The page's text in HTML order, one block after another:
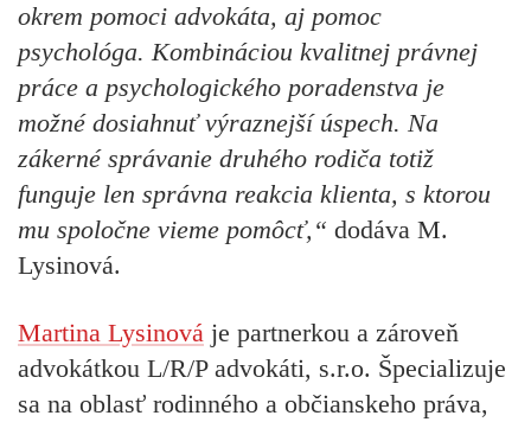
okrem pomoci advokáta, aj pomoc
psychológa. Kombináciou kvalitnej právnej
práce a psychologického poradenstva je
možné dosiahnuť výraznejší úspech. Na
zákerné správanie druhého rodiča totiž
funguje len správna reakcia klienta, s ktorou
mu spoločne vieme pomôcť,“ dodáva M.
Lysinová.
Martina Lysinová je partnerkou a zároveň
advokátkou L/R/P advokáti, s.r.o. Špecializuje
sa na oblasť rodinného a občianskeho práva,